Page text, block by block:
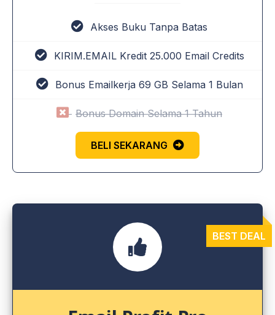
Akses Buku Tanpa Batas
KIRIM.EMAIL Kredit 25.000 Email Credits
Bonus Emailkerja 69 GB Selama 1 Bulan
Bonus Domain Selama 1 Tahun
BELI SEKARANG